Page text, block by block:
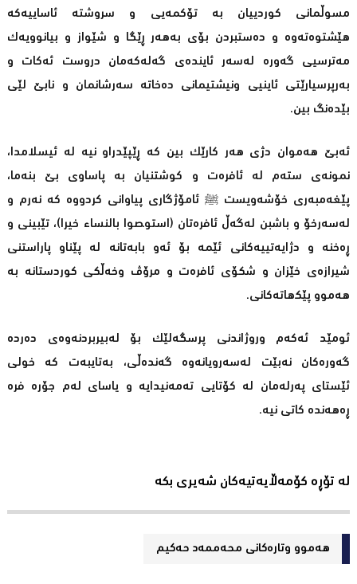
مسوڵمانی كوردییان به‌ تۆكمه‌یی و سروشته‌ ئاساییه‌كه‌
هێشتوه‌ته‌وه‌ و ده‌ستبردن بۆی‌ به‌هه‌ر ڕێگا و شێواز و بیانوویه‌ك
مه‌ترسیی گه‌وره‌ له‌سه‌ر ئاینده‌ی‌ گه‌له‌كه‌مان دروست ئه‌كات و
به‌رپرسیارێتی‌ ئاینیی ونیشتیمانی ده‌خاته‌ سه‌رشانمان و نابێ لێی
بێدەنگ بین.
ئەبێ ھەموان دژی ھەر کارێک بین کە ڕێپێدراو نیە لە ئیسلامدا،
نمونەی ستەم لە ئافرەت و کوشتنیان بە پاساوی بێ بنەما،
پێغەمبەری خۆشەویست ﷺ ئامۆژگاری پیاوانی کردووە کە نەرم و
لەسەرخۆ و باشبن لەگەڵ ئافرەتان (استوصوا بالنسا‌ء خیرا)، تێبینی و
ڕەخنە و دژایه‌تییه‌كانی‌ ئێمە بۆ ئەو بابەتانە لە پێناو پاراستنی
شیرازه‌ی خێزان و شکۆی ئافرەت و مرۆڤ وخەڵکی کوردستانە بە
ھەموو پێکھاتەکانی.
ئومێد ئەکەم وروژاندنی پرسگه‌لێك بۆ لەبیربردنەوەی دەردە
گەورەکان نەبێت لەسەرویانەوە گەندەڵی، بەتایبەت کە خولی
ئێستای پەرلەمان لە کۆتایی تەمەنیدایە و یاسای لەم جۆرە فرە
ڕەھەندە کاتی نیە.
لە تۆڕە کۆمەڵایەتیەکان شەیری بکە
هەموو وتارەکانی محه‌ممه‌د حه‌كیم